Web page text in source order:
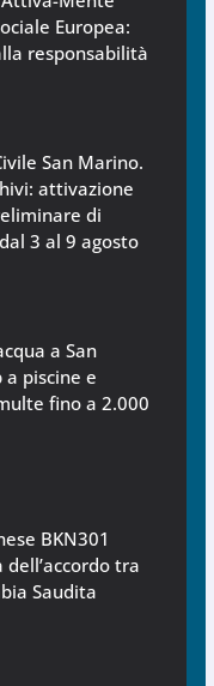
Europea:
responsabilità
San Marino.
attivazione
di
3 al 9 agosto
a San
piscine e
fino a 2.000
BKN301
tra
Saudita